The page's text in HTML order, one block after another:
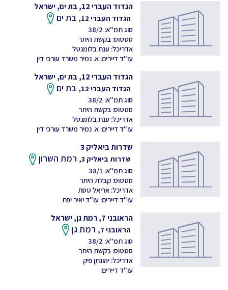
הגדוד העברי 12, בת ים, ישראל
הגדוד העברי 12, בת ים
סוג תמ"א: 38/2
סטטוס: בקשת היתר
אדריכל: ענת בלומנטל
עו"ד דיירים: א. נמיר משרד עורכי דין
הגדוד העברי 12, בת ים, ישראל
הגדוד העברי 12, בת ים
סוג תמ"א: 38/2
סטטוס: בקשת היתר
אדריכל: ענת בלומנטל
עו"ד דיירים: א. נמיר משרד עורכי דין
שדרות ביאליק 3
שדרות ביאליק 3, רמת השרון
סוג תמ"א: 38/1
סטטוס: קבלת היתר
אדריכל: אריאל טסת
עו"ד דיירים: עו"ד יאיר יפת
הראובני 7, רמת גן, ישראל
הראובני 7, רמת גן
סוג תמ"א: 38/2
סטטוס: בקשת היתר
אדריכל: יהונתן פיק
עו"ד דיירים: